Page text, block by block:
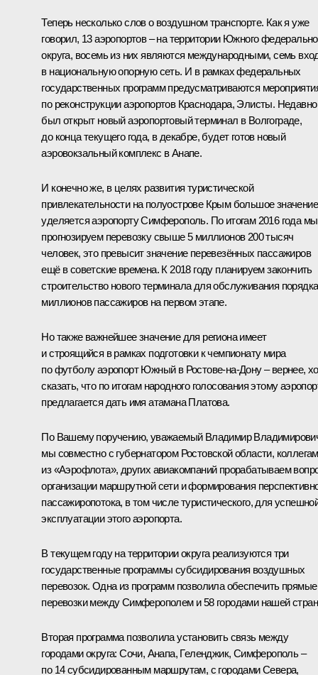
Теперь несколько слов о воздушном транспорте. Как я уже
говорил, 13 аэропортов – на территории Южного
округа, восемь из них являются международными, семь
в национальную опорную сеть. И в рамках федеральных
государственных программ предусматриваются
по реконструкции аэропортов Краснодара, Элисты. Недавно
был открыт новый аэропортовый терминал в Волгограде,
до конца текущего года, в декабре, будет готов новый
аэровокзальный комплекс в Анапе.
И конечно же, в целях развития туристической
привлекательности на полуострове Крым большое значение
уделяется аэропорту Симферополь. По итогам 2016 года мы
прогнозируем перевозку свыше 5 миллионов 200 тысяч
человек, это превысит значение перевезённых пассажиров
ещё в советские времена. К 2018 году планируем закончить
строительство нового терминала для обслуживания
миллионов пассажиров на первом этапе.
Но также важнейшее значение для региона имеет
и строящийся в рамках подготовки к чемпионату мира
по футболу аэропорт Южный в Ростове-на-Дону – вернее,
сказать, что по итогам народного голосования этому
предлагается дать имя атамана Платова.
По Вашему поручению, уважаемый Владимир
мы совместно с губернатором Ростовской области,
из «Аэрофлота», других авиакомпаний прорабатываем
организации маршрутной сети и формирования
пассажиропотока, в том числе туристического, для
эксплуатации этого аэропорта.
В текущем году на территории округа реализуются три
государственные программы субсидирования воздушных
перевозок. Одна из программ позволила обеспечить прямые
перевозки между Симферополем и 58 городами нашей
Вторая программа позволила установить связь между
городами округа: Сочи, Анапа, Геленджик, Симферополь –
по 14 субсидированным маршрутам, с городами Севера,